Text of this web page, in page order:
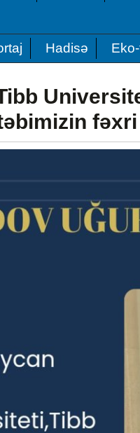
Hadisə
fəxri